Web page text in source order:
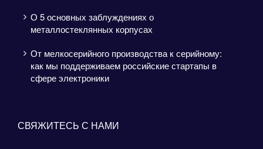
О 5 основных заблуждениях о
металлостеклянных корпусах
От мелкосерийного производства к серийному:
как мы поддерживаем российские стартапы в
сфере электроники
СВЯЖИТЕСЬ С НАМИ